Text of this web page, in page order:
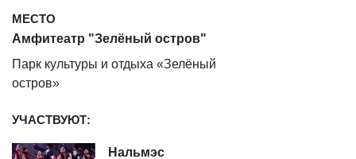
МЕСТО
Амфитеатр "Зелёный остров"
Парк культуры и отдыха «Зелёный
остров»
УЧАСТВУЮТ:
Нальмэс